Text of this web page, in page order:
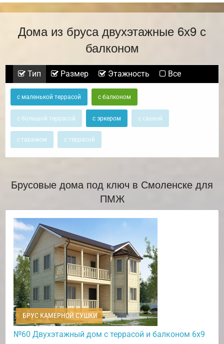
Дома из бруса двухэтажные 6х9 с
балконом
Тип Размер Этажность Все
с маленькой террасой с балконом
с большой террасой с эркером с сауной
с гаражом с террасой
Брусовые дома под ключ в Смоленске для
ПМЖ
БРУС КАМЕРНОЙ СУШКИ
№60 Двухэтажный дом с террасой и балконом 6х9